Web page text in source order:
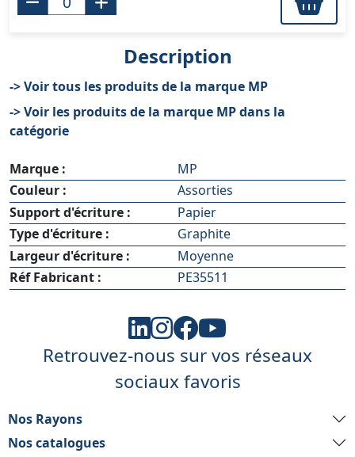
Description
-> Voir tous les produits de la marque MP
-> Voir les produits de la marque MP dans la
catégorie
Marque :
MP
Couleur :
Assorties
Support d'écriture :
Papier
Type d'écriture :
Graphite
Largeur d'écriture :
Moyenne
Réf Fabricant :
PE35511
Retrouvez-nous sur vos réseaux
sociaux favoris
Nos Rayons
Nos catalogues